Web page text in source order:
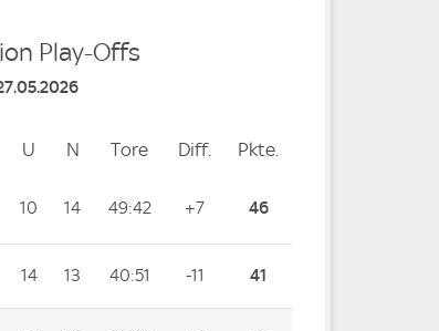
Play-Offs
U Unentschieden
N Niederlagen
Tore ToreDiff. Differenz
Pkte.
10 14 49:42 +7 46
14 13 40:51 -11 41